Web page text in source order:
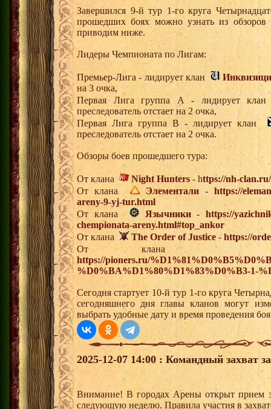
Завершился 9-й тур 1-го круга
прошедших боях можно узнать из
приводим ниже.
Лидеры Чемпионата по Лигам:
Премьер-Лига - лидирует клан
на 3 очка,
Первая Лига группа А - лидирует
преследователь отстает на 2 очка,
Первая Лига группа В - лидирует клан
преследователь отстает на 2 очка.
Обзоры боев прошедшего тура:
От клана Night Hunters - https://nh-
От клана
Элементали - https://
areny-9-yj-tur.html
От клана
Язычники-https://
chempionata-areny.html#top_ankor
От клана
The Order of Justice - https://
От клана
https://pioners.ru/
%D0%BA%D1%80%D1%83%D0%B3-1-
Сегодня стартует 10-й тур 1-го круга
сегодняшнего дня главы кланов могут
выбрать удобные дату и время проведения
2025-12-07 14:00 : Командный захват
Внимание! В городах Арены открыт прием
следующую неделю. Правила участия в